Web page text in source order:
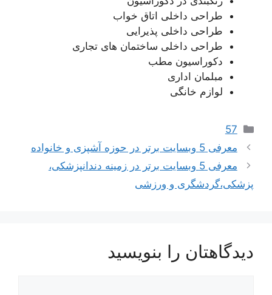
طراحی داخلی اتاق خواب
طراحی داخلی پذیرایی
طراحی داخلی ساختمان های تجاری
دکوراسیون مطب
مبلمان اداری
لوازم خانگی
دسته‌ها
57
معرفی 5 وبسایت برتر در حوزه آشپزی و خانواده
معرفی 5 وبسایت برتر در زمینه دندانپزشکی،
پزشکی،گردشگری و ورزشی
دیدگاهتان را بنویسید